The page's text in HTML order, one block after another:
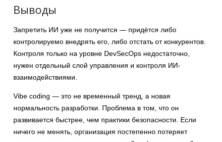
Выводы
Запретить ИИ уже не получится — придётся либо
контролируемо внедрять его, либо отстать от конкурентов.
Контроля только на уровне DevSecOps недостаточно,
нужен отдельный слой управления и контроля ИИ-
взаимодействиями.
Vibe coding — это не временный тренд, а новая
нормальность разработки. Проблема в том, что он
развивается быстрее, чем практики безопасности. Если
ничего не менять, организация постепенно потеряет